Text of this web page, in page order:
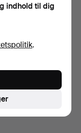
Samlet vægt
Askelængde
indhold til dig
.